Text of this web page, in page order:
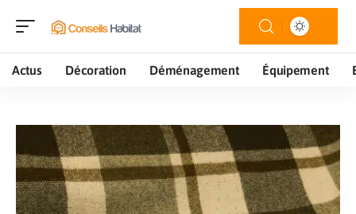
Actus Décoration Déménagement Équipement